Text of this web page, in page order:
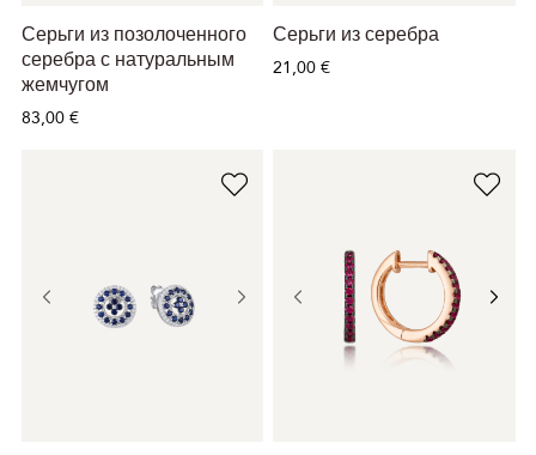
Серьги из позолоченного
серебра с натуральным
жемчугом
83,00 €
Серьги из серебра
21,00 €